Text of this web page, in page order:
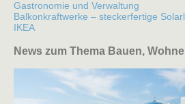
Gastronomie und Verwaltung
Balkonkraftwerke – steckerfertige
IKEA
News zum Thema Bauen,